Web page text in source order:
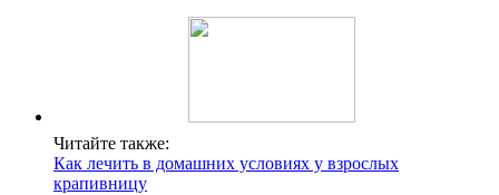
Читайте также:
Как лечить в домашних условиях у взрослых
крапивницу